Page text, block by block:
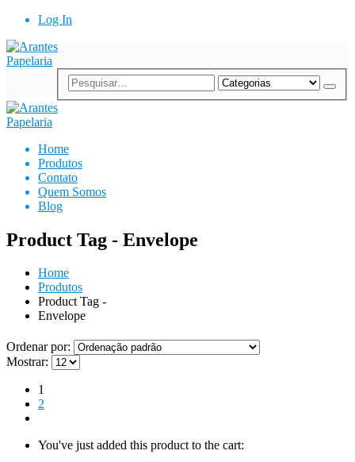
Log In
Home
Produtos
Contato
Quem Somos
Blog
Product Tag - Envelope
Home
Produtos
Product Tag -
Envelope
Ordenar por:
Mostrar:
1
2
You've just added this product to the cart: